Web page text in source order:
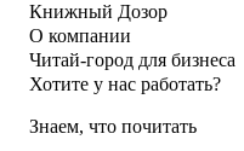
Книжный Дозор
О компании
Читай-город для бизнеса
Хотите у нас работать?
Знаем, что почитать